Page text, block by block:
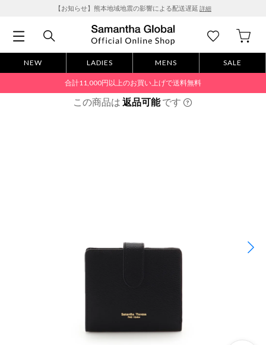
【お知らせ】熊本地域地震の影響による配送遅延 詳細
NEW LADIES MENS SALE
合計11,000円以上のお買い上げで送料無料
この商品は 返品可能です